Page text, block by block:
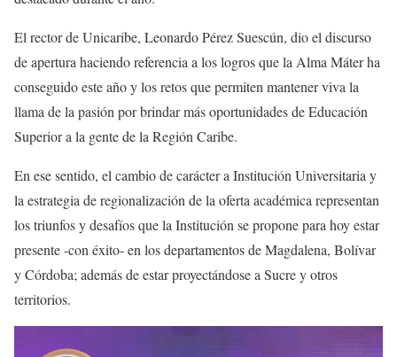
El rector de Unicaribe, Leonardo Pérez Suescún, dio el discurso
de apertura haciendo referencia a los logros que la Alma Máter ha
conseguido este año y los retos que permiten mantener viva la
llama de la pasión por brindar más oportunidades de Educación
Superior a la gente de la Región Caribe.
En ese sentido, el cambio de carácter a Institución Universitaria y
la estrategia de regionalización de la oferta académica representan
los triunfos y desafíos que la Institución se propone para hoy estar
presente -con éxito- en los departamentos de Magdalena, Bolívar
y Córdoba; además de estar proyectándose a Sucre y otros
territorios.